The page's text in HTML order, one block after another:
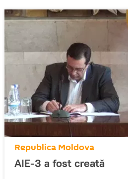
Republica Moldova
AIE-3 a fost creată